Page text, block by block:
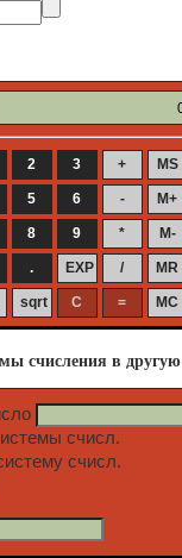
счисления в другую
счисл.
счисл.